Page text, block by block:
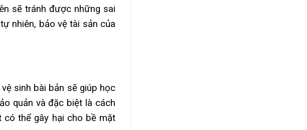
sẽ tránh được những sai
nhiên, bảo vệ tài sản của
sinh bài bản sẽ giúp học
quản và đặc biệt là cách
có thể gây hại cho bề mặt